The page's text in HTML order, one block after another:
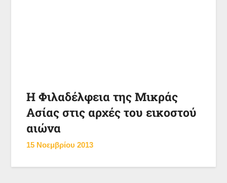
Η Φιλαδέλφεια της Μικράς
Ασίας στις αρχές του εικοστού
αιώνα
15 Νοεμβρίου 2013